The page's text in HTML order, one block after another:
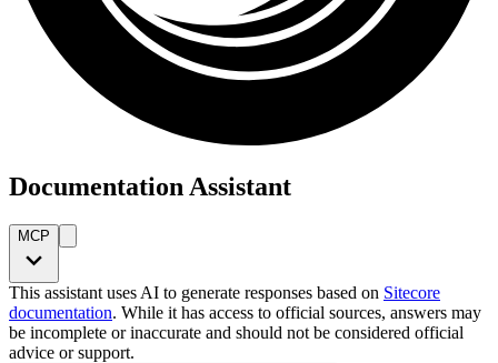
Documentation Assistant
MCP
This assistant uses AI to generate responses based on Sitecore
documentation. While it has access to official sources, answers may
be incomplete or inaccurate and should not be considered official
advice or support.